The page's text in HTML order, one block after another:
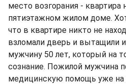
место возгорания - квартира
пятиэтажном жилом доме.
что в квартире никто не
взломали дверь и вытащили
мужчину 50 лет, который на
сознание. Пожилой мужчина
медицинскую помощь уже на